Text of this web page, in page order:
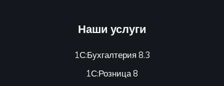
Наши услуги
1С:Бухгалтерия 8.3
1С:Розница 8